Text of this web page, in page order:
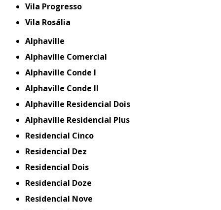
Vila Progresso
Vila Rosália
Alphaville
Alphaville Comercial
Alphaville Conde I
Alphaville Conde II
Alphaville Residencial Dois
Alphaville Residencial Plus
Residencial Cinco
Residencial Dez
Residencial Dois
Residencial Doze
Residencial Nove